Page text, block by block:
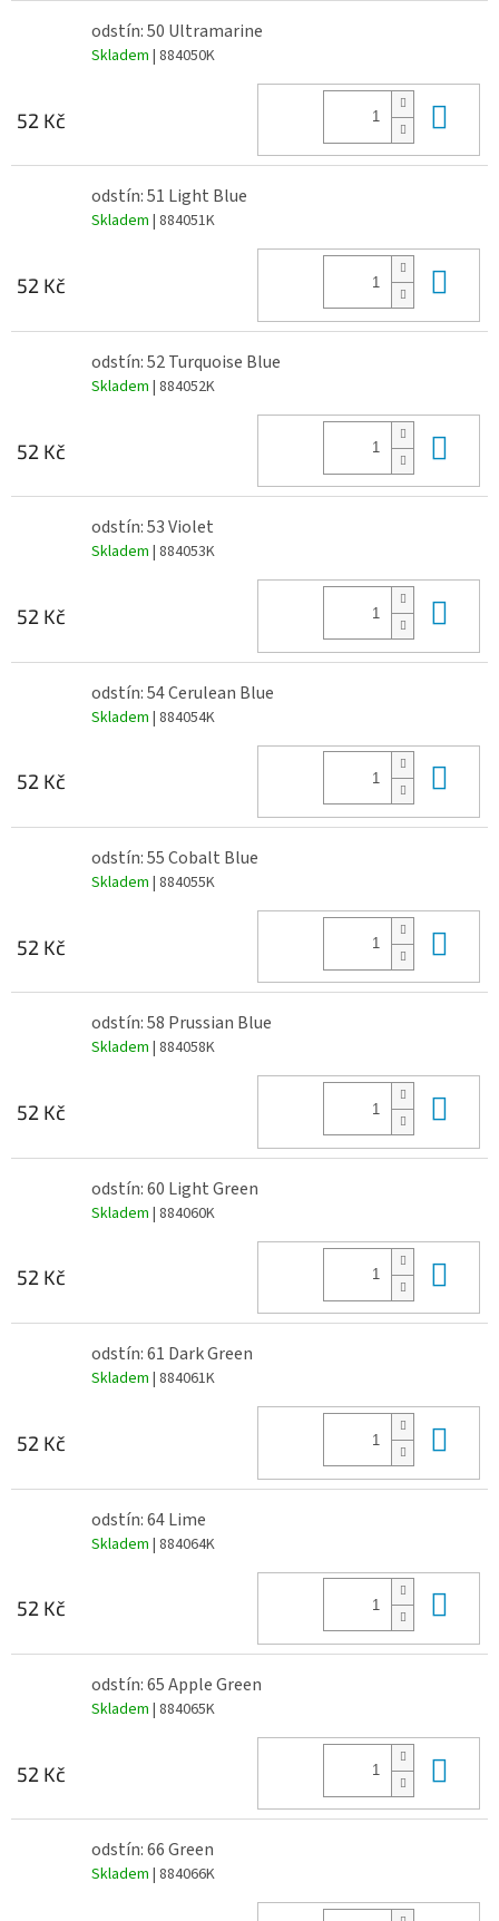
odstín: 50 Ultramarine
Skladem | 884050K
52 Kč
odstín: 51 Light Blue
Skladem | 884051K
52 Kč
odstín: 52 Turquoise Blue
Skladem | 884052K
52 Kč
odstín: 53 Violet
Skladem | 884053K
52 Kč
odstín: 54 Cerulean Blue
Skladem | 884054K
52 Kč
odstín: 55 Cobalt Blue
Skladem | 884055K
52 Kč
odstín: 58 Prussian Blue
Skladem | 884058K
52 Kč
odstín: 60 Light Green
Skladem | 884060K
52 Kč
odstín: 61 Dark Green
Skladem | 884061K
52 Kč
odstín: 64 Lime
Skladem | 884064K
52 Kč
odstín: 65 Apple Green
Skladem | 884065K
52 Kč
odstín: 66 Green
Skladem | 884066K